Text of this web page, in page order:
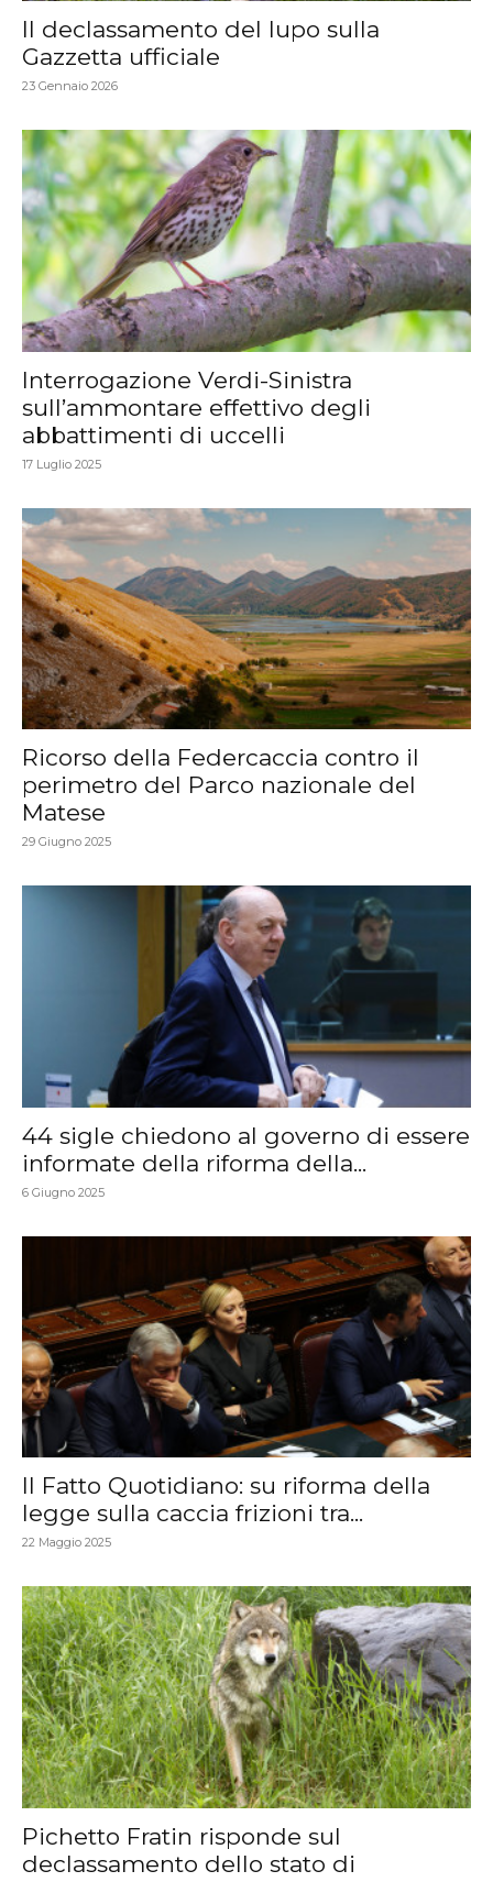
Il declassamento del lupo sulla
Gazzetta ufficiale
23 Gennaio 2026
Interrogazione Verdi-Sinistra
sull’ammontare effettivo degli
abbattimenti di uccelli
17 Luglio 2025
Ricorso della Federcaccia contro il
perimetro del Parco nazionale del
Matese
29 Giugno 2025
44 sigle chiedono al governo di essere
informate della riforma della...
6 Giugno 2025
Il Fatto Quotidiano: su riforma della
legge sulla caccia frizioni tra...
22 Maggio 2025
Pichetto Fratin risponde sul
declassamento dello stato di